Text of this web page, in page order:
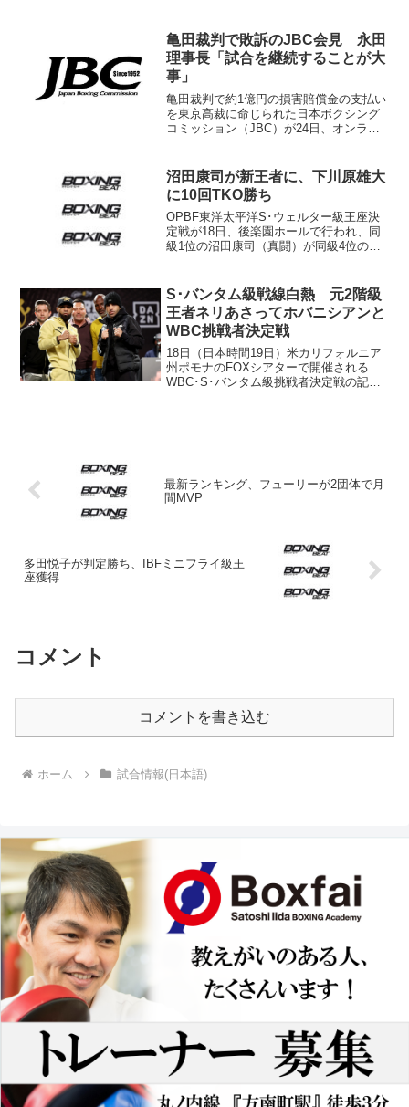
て息を引き取ったという。 モリソン氏
は現役時代...
亀田裁判で敗訴のJBC会見 永田
理事長「試合を継続することが大
事」
亀田裁判で約1億円の損害賠償金の支払い
を東京高裁に命じられた日本ボクシング
コミッション（JBC）が24日、オンライ
てから決めたい」とした。記者会見の主
なやり取りは以下の...
沼田康司が新王者に、下川原雄大
に10回TKO勝ち
OPBF東洋太平洋S･ウェルター級王座決
定戦が18日、後楽園ホールで行われ、同
級1位の沼田康司（真闘）が同級4位の下
に続く2本目のベルト獲得となった。 3
月の試...
S･バンタム級戦線白熱 元2階級
王者ネリあさってホバニシアンと
WBC挑戦者決定戦
18日（日本時間19日）米カリフォルニア
州ポモナのFOXシアターで開催される
WBC･S･バンタム級挑戦者決定戦の記者
最新ランキング、フューリーが2団体で月
間MVP
多田悦子が判定勝ち、IBFミニフライ級王
座獲得
コメント
コメントを書き込む
ホーム 試合情報(日本語)